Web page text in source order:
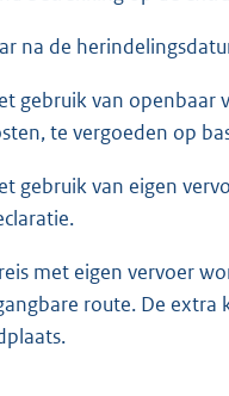
na de
gebruik van openbaar
te vergoeden op
gebruik van eigen
met eigen vervoer
route. De